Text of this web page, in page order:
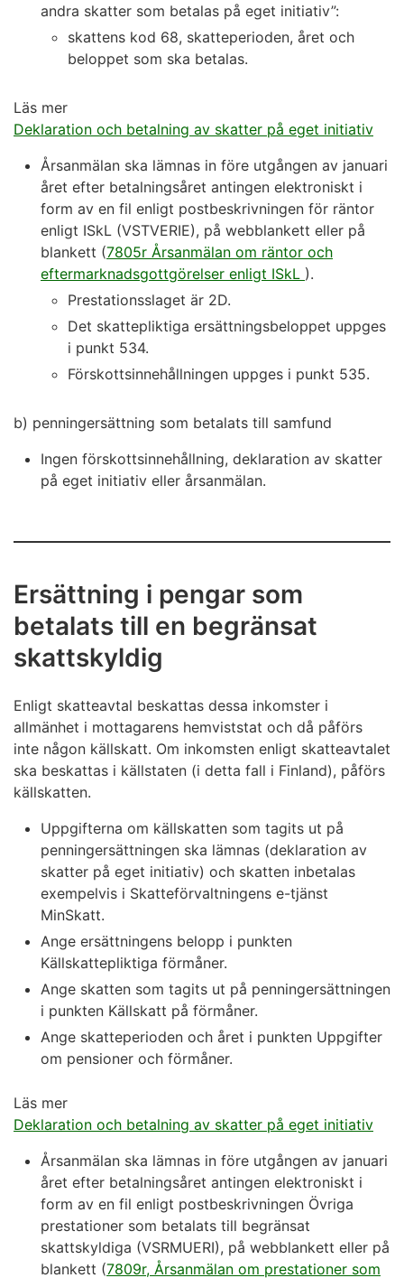
andra skatter som betalas på eget initiativ”:
skattens kod 68, skatteperioden, året och
beloppet som ska betalas.
Läs mer
Deklaration och betalning av skatter på eget initiativ
Årsanmälan ska lämnas in före utgången av januari
året efter betalningsåret antingen elektroniskt i
form av en fil enligt postbeskrivningen för räntor
enligt ISkL (VSTVERIE), på webblankett eller på
blankett (7805r Årsanmälan om räntor och
eftermarknadsgottgörelser enligt ISkL ).
Prestationsslaget är 2D.
Det skattepliktiga ersättningsbeloppet uppges
i punkt 534.
Förskottsinnehållningen uppges i punkt 535.
b) penningersättning som betalats till samfund
Ingen förskottsinnehållning, deklaration av skatter
på eget initiativ eller årsanmälan.
Ersättning i pengar som
betalats till en begränsat
skattskyldig
Enligt skatteavtal beskattas dessa inkomster i
allmänhet i mottagarens hemviststat och då påförs
inte någon källskatt. Om inkomsten enligt skatteavtalet
ska beskattas i källstaten (i detta fall i Finland), påförs
källskatten.
Uppgifterna om källskatten som tagits ut på
penningersättningen ska lämnas (deklaration av
skatter på eget initiativ) och skatten inbetalas
exempelvis i Skatteförvaltningens e-tjänst
MinSkatt.
Ange ersättningens belopp i punkten
Källskattepliktiga förmåner.
Ange skatten som tagits ut på penningersättningen
i punkten Källskatt på förmåner.
Ange skatteperioden och året i punkten Uppgifter
om pensioner och förmåner.
Läs mer
Deklaration och betalning av skatter på eget initiativ
Årsanmälan ska lämnas in före utgången av januari
året efter betalningsåret antingen elektroniskt i
form av en fil enligt postbeskrivningen Övriga
prestationer som betalats till begränsat
skattskyldiga (VSRMUERI), på webblankett eller på
blankett (7809r, Årsanmälan om prestationer som